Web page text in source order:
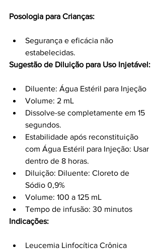
Posologia para Crianças:
Segurança e eficácia não
estabelecidas.
Sugestão de Diluição para Uso Injetável:
Diluente: Água Estéril para Injeção
Volume: 2 mL
Dissolve-se completamente em 15
segundos.
Estabilidade após reconstituição
com Água Estéril para Injeção: Usar
dentro de 8 horas.
Diluição: Diluente: Cloreto de
Sódio 0,9%
Volume: 100 a 125 mL
Tempo de infusão: 30 minutos
Indicações:
Leucemia Linfocítica Crônica